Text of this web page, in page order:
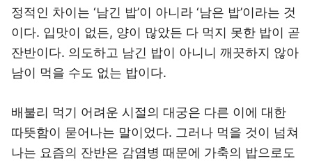
정적인 차이는 ‘남긴 밥’이 아니라 ‘남은 밥’이라는 것
이다. 입맛이 없든, 양이 많았든 다 먹지 못한 밥이 곧
잔반이다. 의도하고 남긴 밥이 아니니 깨끗하지 않아
남이 먹을 수도 없는 밥이다.
배불리 먹기 어려운 시절의 대궁은 다른 이에 대한
따뜻함이 묻어나는 말이었다. 그러나 먹을 것이 넘쳐
나는 요즘의 잔반은 감염병 때문에 가축의 밥으로도